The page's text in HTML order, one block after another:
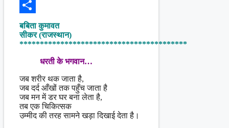
Facebook
Share
बबिता कुमावत
सीकर (राजस्थान)
*****************************************
धरती के भगवान…
जब शरीर थक जाता है,
जब दर्द आँखों तक पहुँच जाता है
जब मन में डर घर बना लेता है,
तब एक चिकित्सक
उम्मीद की तरह सामने खड़ा दिखाई देता है।